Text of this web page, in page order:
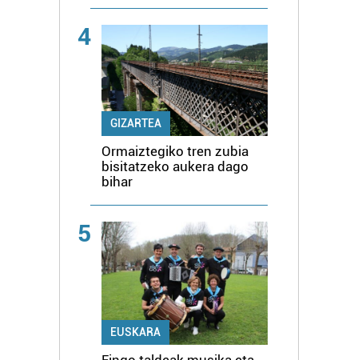
4
GIZARTEA
Ormaiztegiko tren zubia
bisitatzeko aukera dago
bihar
5
EUSKARA